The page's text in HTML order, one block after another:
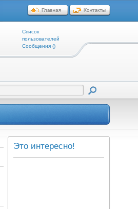
Список
пользователей
Cообщения ()
Это интересно!